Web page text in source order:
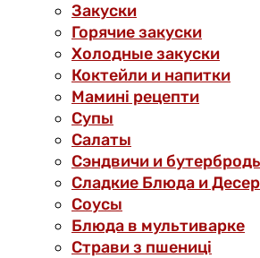
Закуски
Горячие закуски
Холодные закуски
Коктейли и напитки
Мамині рецепти
Супы
Салаты
Сэндвичи и
Сладкие Блюда и
Соусы
Блюда в мультиварке
Страви з пшениці